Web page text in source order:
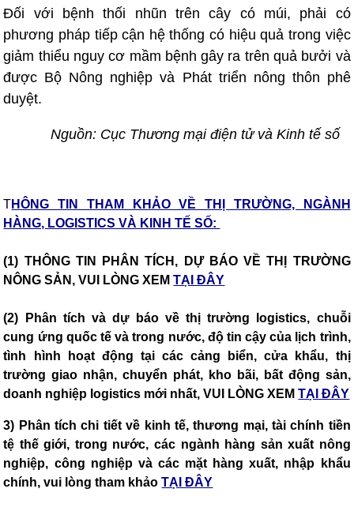
Đối với bệnh thối nhũn trên cây có múi, phải có
phương pháp tiếp cận hệ thống có hiệu quả trong việc
giảm thiểu nguy cơ mầm bệnh gây ra trên quả bưởi và
được Bộ Nông nghiệp và Phát triển nông thôn phê
duyệt.
Nguồn: Cục Thương mại điện tử và Kinh tế số
THÔNG TIN THAM KHẢO VỀ THỊ TRƯỜNG, NGÀNH
HÀNG, LOGISTICS VÀ KINH TẾ SỐ:
(1) THÔNG TIN PHÂN TÍCH, DỰ BÁO VỀ THỊ TRƯỜNG
NÔNG SẢN, VUI LÒNG XEMTẠI ĐÂY
(2) Phân tích và dự báo về thị trường logistics, chuỗi
cung ứng quốc tế và trong nước, độ tin cậy của lịch trình,
tình hình hoạt động tại các cảng biển, cửa khẩu, thị
trường giao nhận, chuyển phát, kho bãi, bất động sản,
doanh nghiệp logistics mới nhất, VUI LÒNG XEM TẠI ĐÂY
3) Phân tích chi tiết về kinh tế, thương mại, tài chính tiền
tệ thế giới, trong nước, các ngành hàng sản xuất nông
nghiệp, công nghiệp và các mặt hàng xuất, nhập khẩu
chính, vui lòng tham khảoTẠI ĐÂY